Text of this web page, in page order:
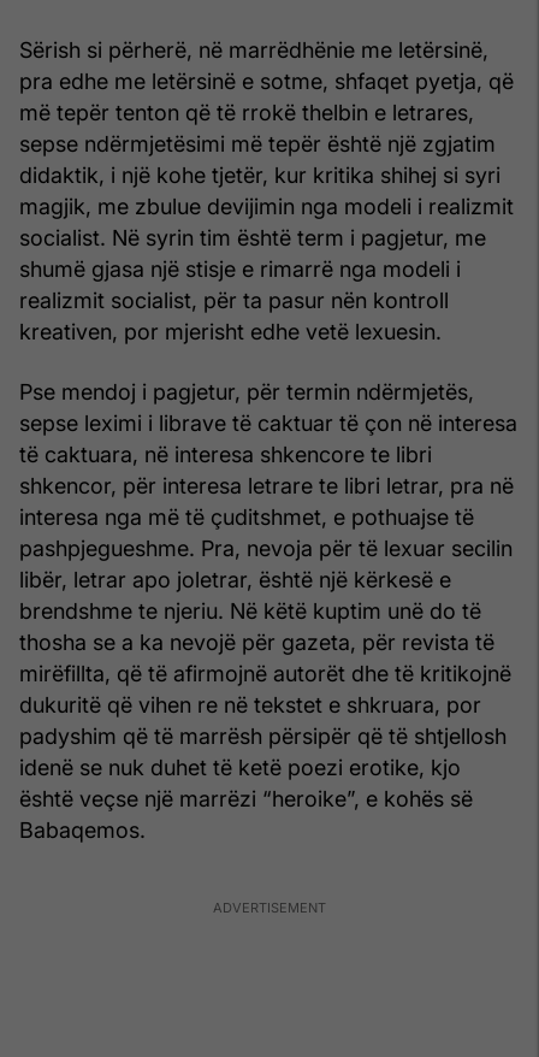
Sërish si përherë, në marrëdhënie me letërsinë,
pra edhe me letërsinë e sotme, shfaqet pyetja, që
më tepër tenton që të rrokë thelbin e letrares,
sepse ndërmjetësimi më tepër është një zgjatim
didaktik, i një kohe tjetër, kur kritika shihej si syri
magjik, me zbulue devijimin nga modeli i realizmit
socialist. Në syrin tim është term i pagjetur, me
shumë gjasa një stisje e rimarrë nga modeli i
realizmit socialist, për ta pasur nën kontroll
kreativen, por mjerisht edhe vetë lexuesin.
Pse mendoj i pagjetur, për termin ndërmjetës,
sepse leximi i librave të caktuar të çon në interesa
të caktuara, në interesa shkencore te libri
shkencor, për interesa letrare te libri letrar, pra në
interesa nga më të çuditshmet, e pothuajse të
pashpjegueshme. Pra, nevoja për të lexuar secilin
libër, letrar apo joletrar, është një kërkesë e
brendshme te njeriu. Në këtë kuptim unë do të
thosha se a ka nevojë për gazeta, për revista të
mirëfillta, që të afirmojnë autorët dhe të kritikojnë
dukuritë që vihen re në tekstet e shkruara, por
padyshim që të marrësh përsipër që të shtjellosh
idenë se nuk duhet të ketë poezi erotike, kjo
është veçse një marrëzi “heroike”, e kohës së
Babaqemos.